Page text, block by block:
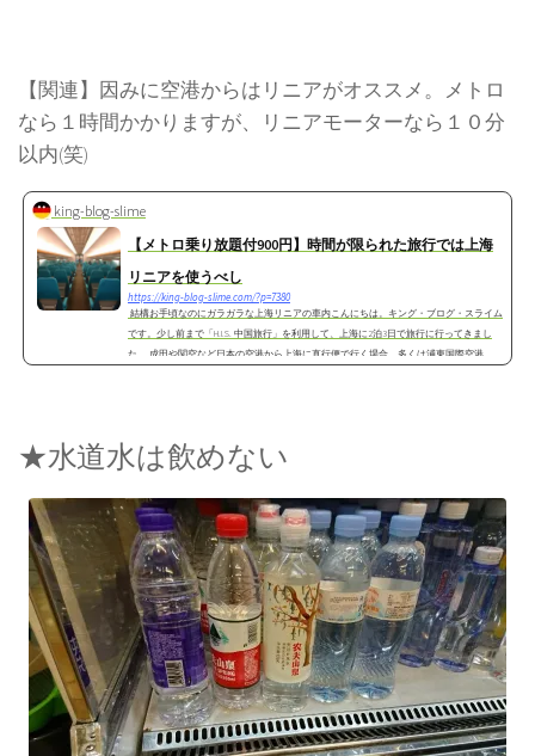
【関連】因みに空港からはリニアがオススメ。メトロ
なら１時間かかりますが、リニアモーターなら１０分
以内(笑)
king-blog-slime
【メトロ乗り放題付900円】時間が限られた旅行では上海
リニアを使うべし
https://king-blog-slime.com/?p=7380
結構お手頃なのにガラガラな上海リニアの車内こんにちは。キング・ブログ・スライム
です。少し前まで「H.I.S. 中国旅行」を利用して、上海に2泊3日で旅行に行ってきまし
た。 成田や関空など日本の空港から上海に直行便で行く場合、多くは浦東国際空港
★水道水は飲めない